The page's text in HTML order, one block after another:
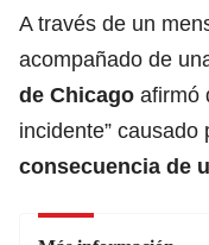
A través de un
acompañado de
de Chicago afirmó
incidente” causado
consecuencia de